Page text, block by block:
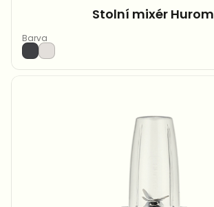
Stolní mixér Hurom ​
Barva